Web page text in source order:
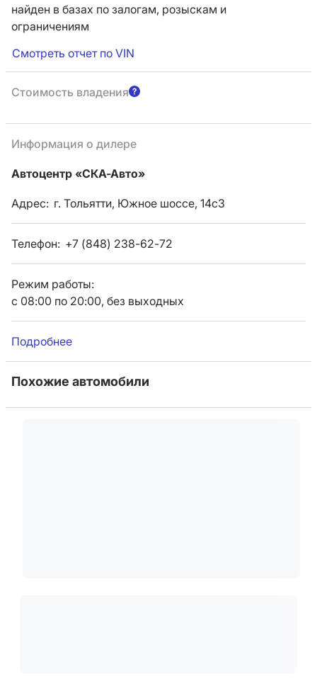
найден в базах по залогам, розыскам и
ограничениям
Смотреть отчет по VIN
Стоимость владения
Информация о дилере
Автоцентр «СКА-Авто»
Адрес: г. Тольятти, Южное шоссе, 14с3
Телефон: +7 (848) 238-62-72
Режим работы:
с 08:00 по 20:00, без выходных
Подробнее
Похожие автомобили